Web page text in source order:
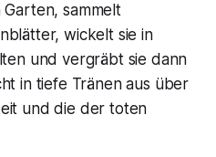
sammelt
wickelt sie in
und vergräbt sie dann
in tiefe Tränen aus über
und die der toten